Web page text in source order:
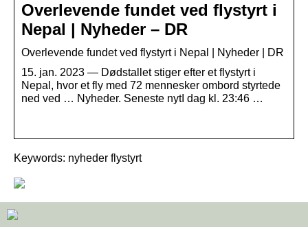
Overlevende fundet ved flystyrt i
Nepal | Nyheder – DR
Overlevende fundet ved flystyrt i Nepal | Nyheder | DR
15. jan. 2023 — Dødstallet stiger efter et flystyrt i
Nepal, hvor et fly med 72 mennesker ombord styrtede
ned ved … Nyheder. Seneste nytI dag kl. 23:46 …
Keywords: nyheder flystyrt